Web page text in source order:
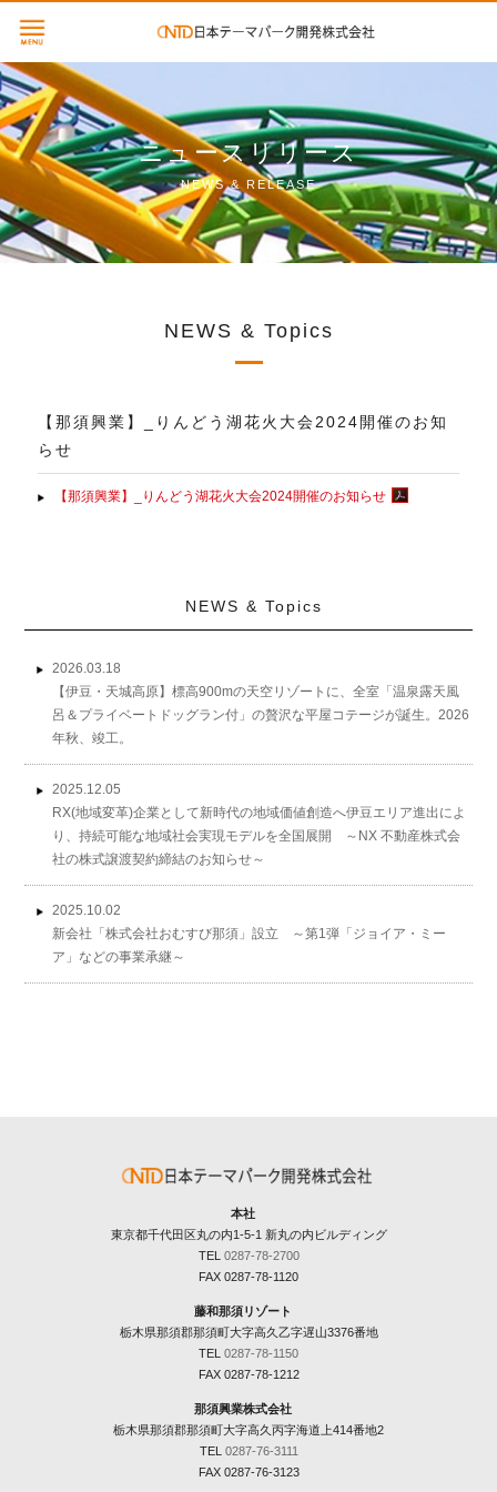
ニュースリリース
NEWS & RELEASE
NEWS & Topics
【那須興業】_りんどう湖花火大会2024開催のお知
らせ
【那須興業】_りんどう湖花火大会2024開催のお知らせ
NEWS & Topics
2026.03.18
【伊豆・天城高原】標高900mの天空リゾートに、全室「温泉露天風
呂＆プライベートドッグラン付」の贅沢な平屋コテージが誕生。2026
年秋、竣工。
2025.12.05
RX(地域変革)企業として新時代の地域価値創造へ伊豆エリア進出によ
り、持続可能な地域社会実現モデルを全国展開 ～NX 不動産株式会
社の株式譲渡契約締結のお知らせ～
2025.10.02
新会社「株式会社おむすび那須」設立 ～第1弾「ジョイア・ミー
ア」などの事業承継～
本社
東京都千代田区丸の内1-5-1 新丸の内ビルディング
TEL 0287-78-2700
FAX 0287-78-1120
藤和那須リゾート
栃木県那須郡那須町大字高久乙字遅山3376番地
TEL 0287-78-1150
FAX 0287-78-1212
那須興業株式会社
栃木県那須郡那須町大字高久丙字海道上414番地2
TEL 0287-76-3111
FAX 0287-76-3123